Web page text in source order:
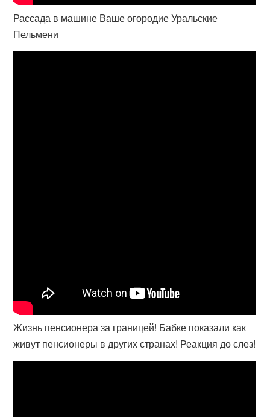
Рассада в машине Ваше огородие Уральские
Пельмени
Жизнь пенсионера за границей! Бабке показали как
живут пенсионеры в других странах! Реакция до слез!